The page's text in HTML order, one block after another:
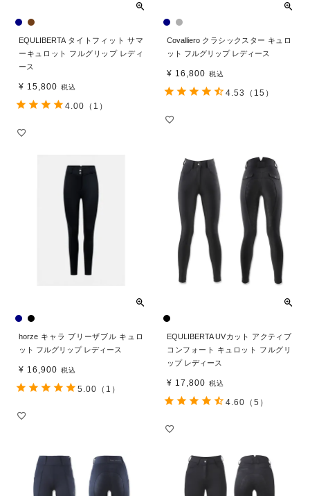
EQULIBERTA タイトフィット サマ
ーキュロット フルグリップ レディ
ース
¥ 15,800 税込
4.00 （1）
Covalliero クラシックスター キュロ
ット フルグリップ レディース
¥ 16,800 税込
4.53 （15）
horze キャラ ブリーザブル キュロ
ット フルグリップ レディース
¥ 16,900 税込
5.00 （1）
EQULIBERTA UVカット アクティブ
コンフォート キュロット フルグリ
ップ レディース
¥ 17,800 税込
4.60 （5）